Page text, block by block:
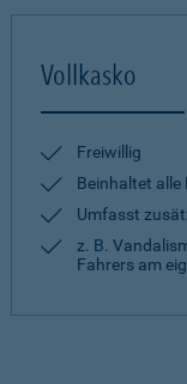
Vollkasko
Freiwillig
Beinhaltet alle
Umfasst
z. B.
Fahrers am